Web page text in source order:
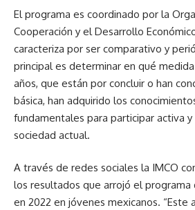
El programa es coordinado por la
Cooperación y el Desarrollo
caracteriza por ser comparativo y
principal es determinar en qué
años, que están por concluir o han
básica, han adquirido los
fundamentales para participar activa
sociedad actual.
A través de redes sociales la IMCO
los resultados que arrojó el programa
en 2022 en jóvenes mexicanos. “Este